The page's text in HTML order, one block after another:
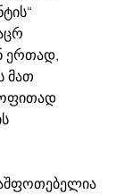
ერთად,
მათ